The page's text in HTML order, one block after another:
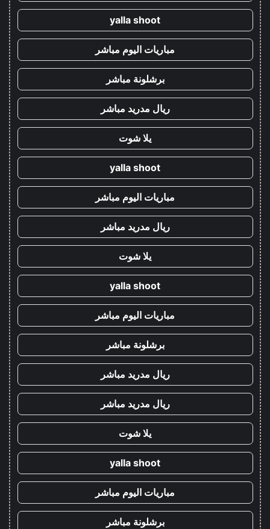
yalla shoot
مباريات اليوم مباشر
برشلونة مباشر
ريال مدريد مباشر
يلا شوت
yalla shoot
مباريات اليوم مباشر
ريال مدريد مباشر
يلا شوت
yalla shoot
مباريات اليوم مباشر
برشلونة مباشر
ريال مدريد مباشر
ريال مدريد مباشر
يلا شوت
yalla shoot
مباريات اليوم مباشر
برشلونة مباشر